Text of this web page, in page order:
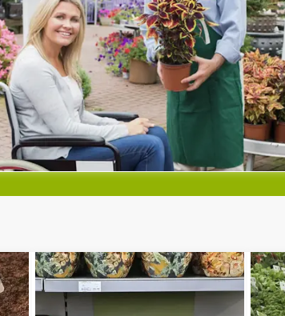
kunt komen. Mocht u moeite hebben met
oplossing om onze eerste verdieping met
tuinplanten te bezoeken. Deze lift is groot genoeg
een winkelkar of rolstoel in
u nog tegen om een bezoekje te brengen aan
het tuincentrum